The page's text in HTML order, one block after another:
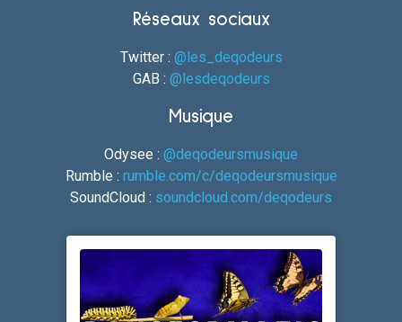
Réseaux sociaux
Twitter : @les_deqodeurs
GAB : @lesdeqodeurs
Musique
Odysee : @deqodeursmusique
Rumble : rumble.com/c/deqodeursmusique
SoundCloud : soundcloud.com/deqodeurs